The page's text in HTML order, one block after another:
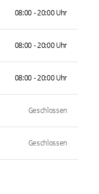
08:00 - 20:00 Uhr
08:00 - 20:00 Uhr
08:00 - 20:00 Uhr
Geschlossen
Geschlossen